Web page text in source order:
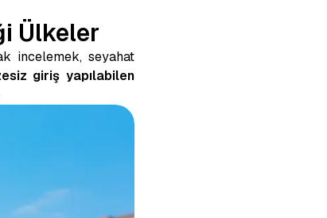
Ülkeler
incelemek, seyahat
giriş yapılabilen